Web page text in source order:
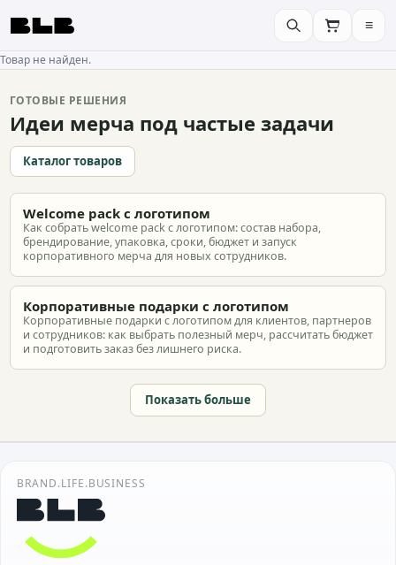
BLB ≡
Товар не найден.
ГОТОВЫЕ РЕШЕНИЯ
Идеи мерча под частые задачи
Каталог товаров
Welcome pack с логотипом
Как собрать welcome pack с логотипом: состав набора,
брендирование, упаковка, сроки, бюджет и запуск
корпоративного мерча для новых сотрудников.
Корпоративные подарки с логотипом
Корпоративные подарки с логотипом для клиентов, партнеров
и сотрудников: как выбрать полезный мерч, рассчитать бюджет
и подготовить заказ без лишнего риска.
Показать больше
BRAND.LIFE.BUSINESS